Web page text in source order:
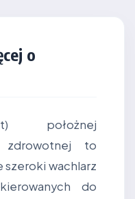
o
położnej
zdrowotnej to
wachlarz
do